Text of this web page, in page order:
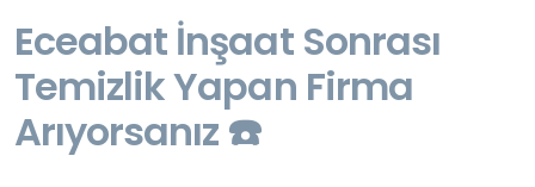
Eceabat İnşaat Sonrası
Temizlik Yapan Firma
Arıyorsanız ☎️